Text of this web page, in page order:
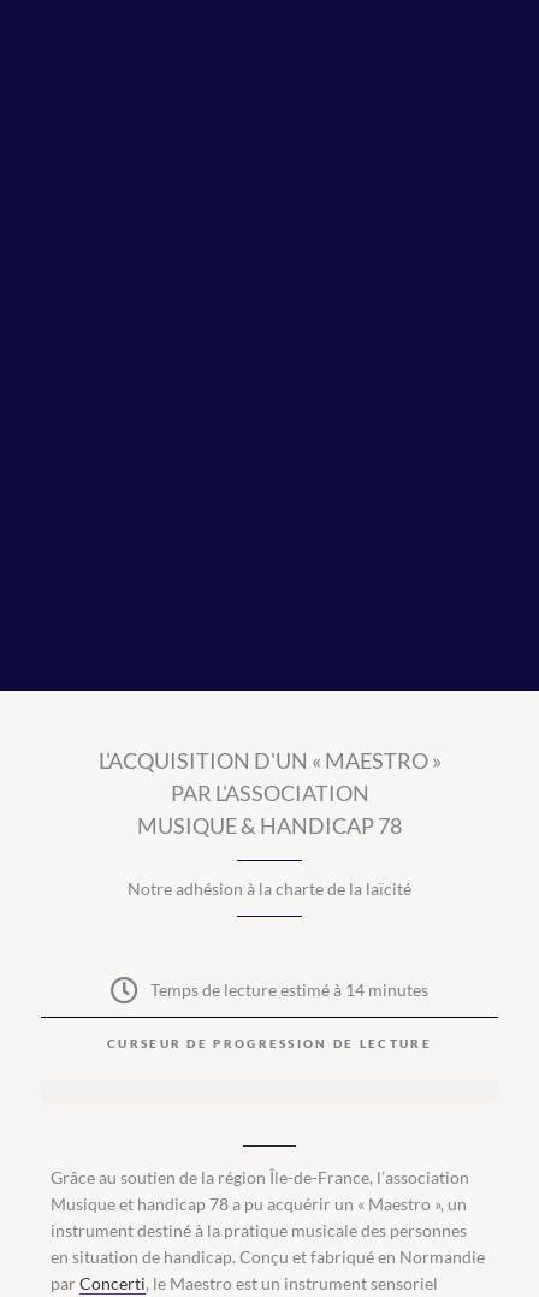
L'ACQUISITION D'UN « MAESTRO »
PAR L'ASSOCIATION
MUSIQUE & HANDICAP 78
Notre adhésion à la charte de la laïcité
Temps de lecture estimé à 14 minutes
CURSEUR DE PROGRESSION DE LECTURE
Grâce au soutien de la région Île-de-France, l’association
Musique et handicap 78 a pu acquérir un « Maestro », un
instrument destiné à la pratique musicale des personnes
en situation de handicap. Conçu et fabriqué en Normandie
parConcerti, le Maestro est un instrument sensoriel